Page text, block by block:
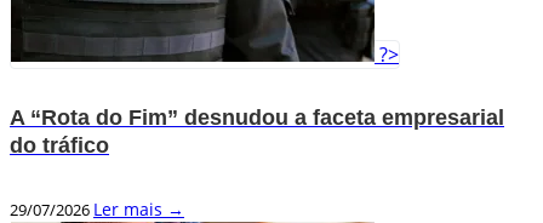
?>
A “Rota do Fim” desnudou a faceta empresarial
do tráfico
29/07/2026 Ler mais →